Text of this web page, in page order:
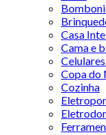
Casa
Cama e
Copa do
Cozinha